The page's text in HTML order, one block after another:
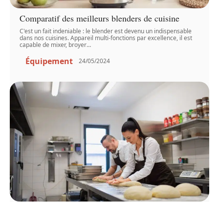
Comparatif des meilleurs blenders de cuisine
C'est un fait indeniable : le blender est devenu un indispensable
dans nos cuisines. Appareil multi-fonctions par excellence, il est
capable de mixer, broyer…
Équipement 24/05/2024